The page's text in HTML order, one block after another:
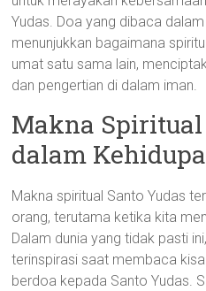
Yudas. Doa yang dibaca
menunjukkan bagaimana
umat satu sama lain,
dan pengertian di dalam iman.
Makna Spiritual
dalam
Makna spiritual Santo Yudas
orang, terutama ketika kita
Dalam dunia yang tidak pasti
terinspirasi saat membaca
berdoa kepada Santo Yudas.